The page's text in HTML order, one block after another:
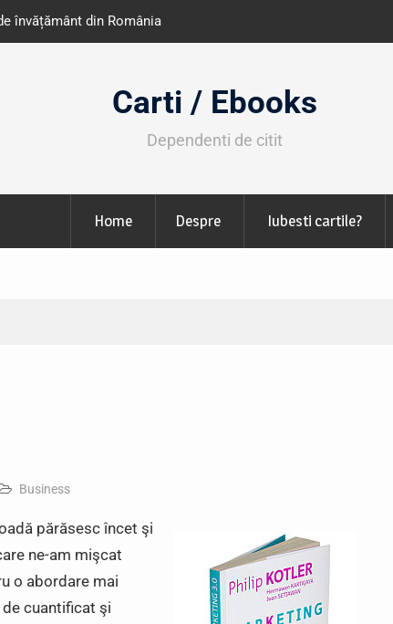
perioada 24-29
130.000 de vizitatori
Carti / Ebooks
Dependenti de citit
Home Despre Iubesti cartile?
Business
părăsesc încet şi
ne-am mişcat
o abordare mai
cuantificat şi